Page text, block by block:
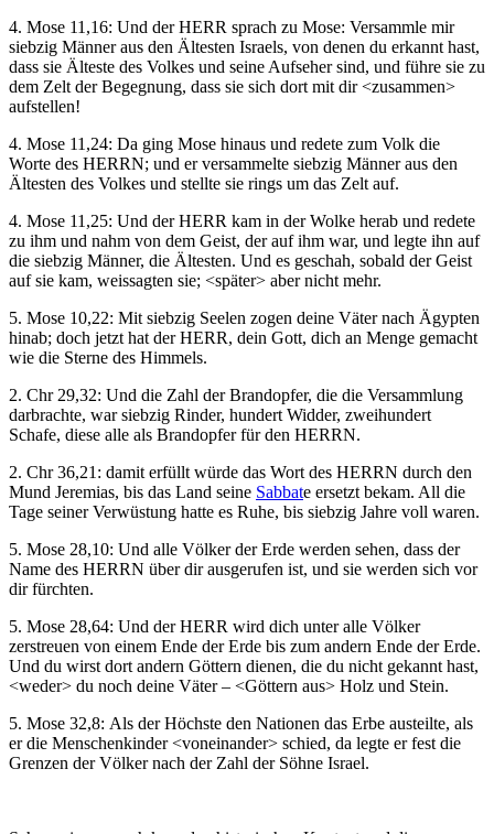
4. Mose 11,16: Und der HERR sprach zu Mose: Versammle mir
siebzig Männer aus den Ältesten Israels, von denen du erkannt hast,
dass sie Älteste des Volkes und seine Aufseher sind, und führe sie zu
dem Zelt der Begegnung, dass sie sich dort mit dir <zusammen>
aufstellen!
4. Mose 11,24: Da ging Mose hinaus und redete zum Volk die
Worte des HERRN; und er versammelte siebzig Männer aus den
Ältesten des Volkes und stellte sie rings um das Zelt auf.
4. Mose 11,25: Und der HERR kam in der Wolke herab und redete
zu ihm und nahm von dem Geist, der auf ihm war, und legte ihn auf
die siebzig Männer, die Ältesten. Und es geschah, sobald der Geist
auf sie kam, weissagten sie; <später> aber nicht mehr.
5. Mose 10,22: Mit siebzig Seelen zogen deine Väter nach Ägypten
hinab; doch jetzt hat der HERR, dein Gott, dich an Menge gemacht
wie die Sterne des Himmels.
2. Chr 29,32: Und die Zahl der Brandopfer, die die Versammlung
darbrachte, war siebzig Rinder, hundert Widder, zweihundert
Schafe, diese alle als Brandopfer für den HERRN.
2. Chr 36,21: damit erfüllt würde das Wort des HERRN durch den
Mund Jeremias, bis das Land seine Sabbate ersetzt bekam. All die
Tage seiner Verwüstung hatte es Ruhe, bis siebzig Jahre voll waren.
5. Mose 28,10: Und alle Völker der Erde werden sehen, dass der
Name des HERRN über dir ausgerufen ist, und sie werden sich vor
dir fürchten.
5. Mose 28,64: Und der HERR wird dich unter alle Völker
zerstreuen von einem Ende der Erde bis zum andern Ende der Erde.
Und du wirst dort andern Göttern dienen, die du nicht gekannt hast,
<weder> du noch deine Väter – <Göttern aus> Holz und Stein.
5. Mose 32,8: Als der Höchste den Nationen das Erbe austeilte, als
er die Menschenkinder <voneinander> schied, da legte er fest die
Grenzen der Völker nach der Zahl der Söhne Israel.